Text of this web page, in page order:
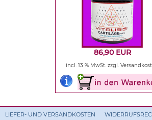
86,90 EUR
incl. 13 % MwSt. zzgl.
LIEFER- UND VERSANDKOSTEN